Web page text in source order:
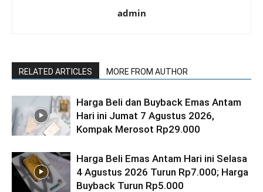
admin
RELATED ARTICLES MORE FROM AUTHOR
Harga Beli dan Buyback Emas Antam
Hari ini Jumat 7 Agustus 2026,
Kompak Merosot Rp29.000
Harga Beli Emas Antam Hari ini Selasa
4 Agustus 2026 Turun Rp7.000; Harga
Buyback Turun Rp5.000